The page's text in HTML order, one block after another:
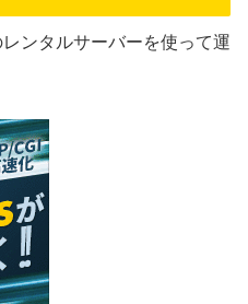
ンタルサーバーを使って運